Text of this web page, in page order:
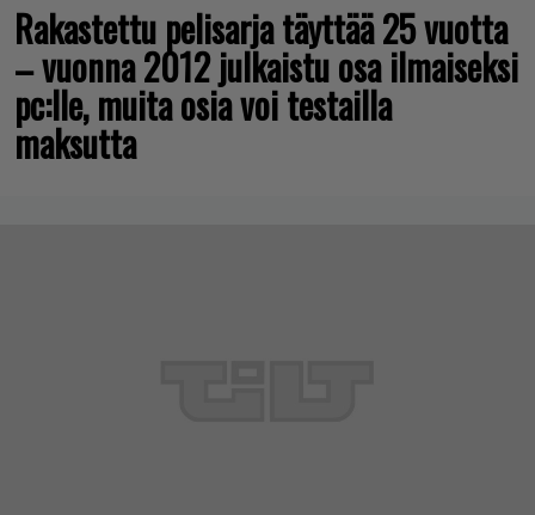
Rakastettu pelisarja täyttää 25 vuotta
– vuonna 2012 julkaistu osa ilmaiseksi
pc:lle, muita osia voi testailla
maksutta